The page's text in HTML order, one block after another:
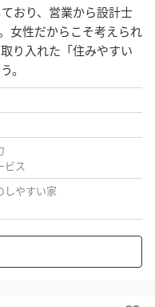
おり、営業から設計士
女性だからこそ考えられ
り入れた「住みやすい
。
ビス
しやすい家